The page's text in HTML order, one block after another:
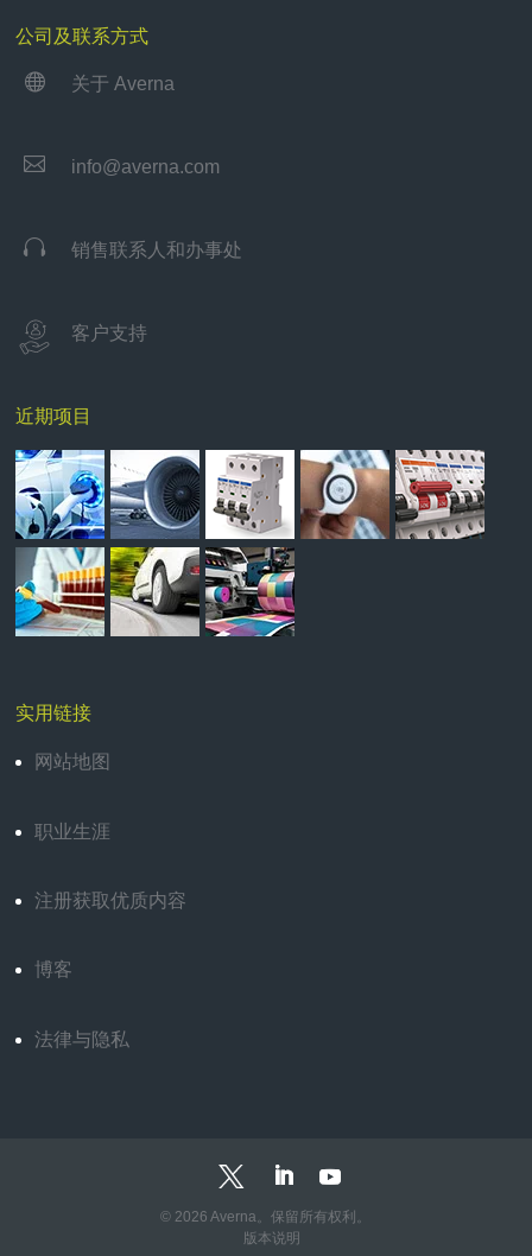
公司及联系方式
 关于 Averna
 info@averna.com
 销售联系人和办事处
客户支持
近期项目
实用链接
网站地图
职业生涯
注册获取优质内容
博客
法律与隐私
© 2026 Averna。保留所有权利。
版本说明